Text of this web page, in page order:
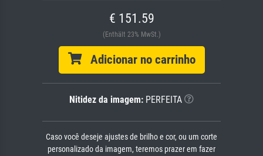
€ 151.59
(Enthält 23% MwSt.)
Adicionar no carrinho
Nitidez da imagem: PERFEITA
Caso você deseje ajustes de brilho e cor, ou um corte
personalizado da imagem, teremos prazer em fazer